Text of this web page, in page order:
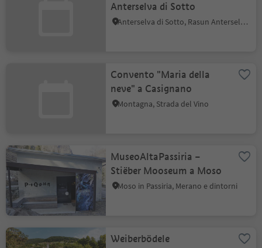
Anterselva di Sotto
Anterselva di Sotto, Rasun Anterselva, Regione dolomitica Plan de Corones
Convento "Maria della
neve" a Casignano
Montagna, Strada del Vino
MuseoAltaPassiria –
Stiëber Mooseum a Moso
Moso in Passiria, Merano e dintorni
Weiberbödele